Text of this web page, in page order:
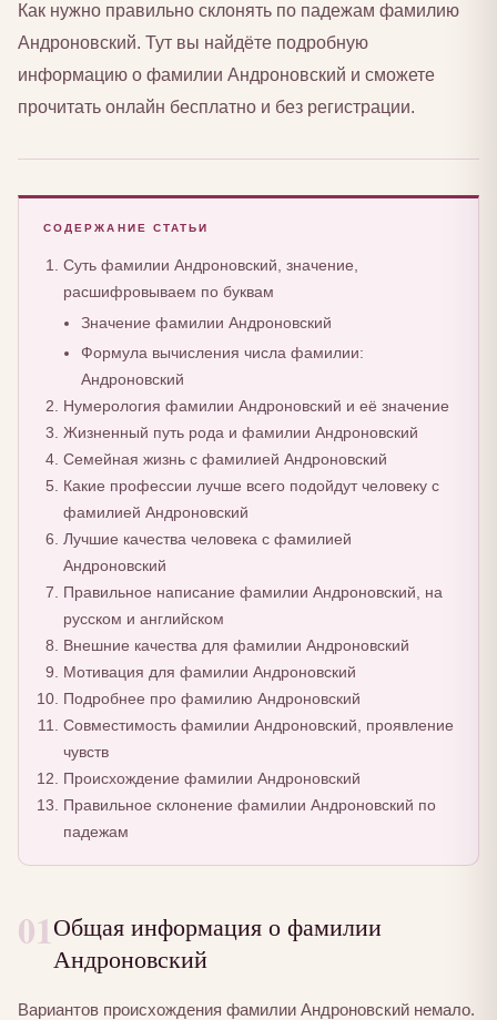
Как нужно правильно склонять по падежам фамилию
Андроновский. Тут вы найдёте подробную
информацию о фамилии Андроновский и сможете
прочитать онлайн бесплатно и без регистрации.
СОДЕРЖАНИЕ СТАТЬИ
Суть фамилии Андроновский, значение,
расшифровываем по буквам
Значение фамилии Андроновский
Формула вычисления числа фамилии:
Андроновский
Нумерология фамилии Андроновский и её значение
Жизненный путь рода и фамилии Андроновский
Семейная жизнь с фамилией Андроновский
Какие профессии лучше всего подойдут человеку с
фамилией Андроновский
Лучшие качества человека с фамилией
Андроновский
Правильное написание фамилии Андроновский, на
русском и английском
Внешние качества для фамилии Андроновский
Мотивация для фамилии Андроновский
Подробнее про фамилию Андроновский
Совместимость фамилии Андроновский, проявление
чувств
Происхождение фамилии Андроновский
Правильное склонение фамилии Андроновский по
падежам
01Общая информация о фамилии
Андроновский
Вариантов происхождения фамилии Андроновский немало.